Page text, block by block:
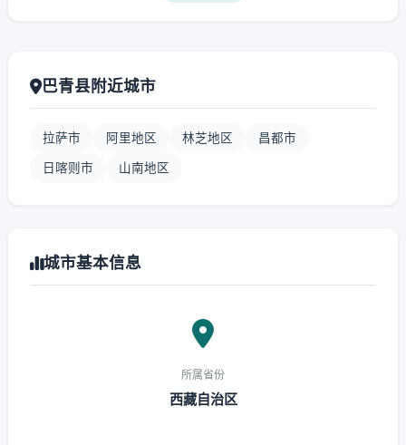
巴青县附近城市
拉萨市 阿里地区 林芝地区 昌都市
日喀则市 山南地区
城市基本信息
所属省份
西藏自治区